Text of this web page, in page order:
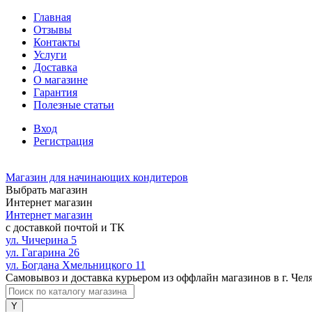
Главная
Отзывы
Контакты
Услуги
Доставка
О магазине
Гарантия
Полезные статьи
Вход
Регистрация
Магазин для начинающих кондитеров
Выбрать магазин
Интернет магазин
Интернет магазин
с доставкой почтой и ТК
ул. Чичерина 5
ул. Гагарина 26
ул. Богдана Хмельницкого 11
Самовывоз и доставка курьером из оффлайн магазинов в г.